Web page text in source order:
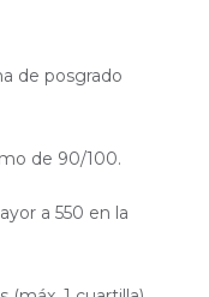
de posgrado
de 90/100.
a 550 en la